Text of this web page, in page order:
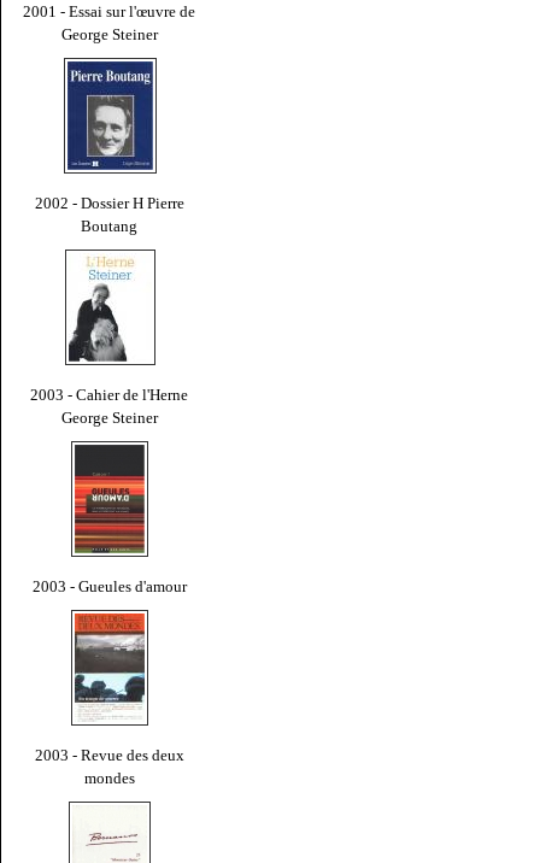
2001 - Essai sur l'œuvre de
George Steiner
2002 - Dossier H Pierre
Boutang
2003 - Cahier de l'Herne
George Steiner
2003 - Gueules d'amour
2003 - Revue des deux
mondes